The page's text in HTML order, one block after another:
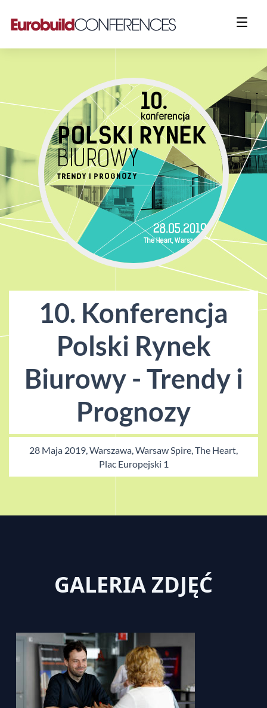
10. Konferencja
Polski Rynek
Biurowy - Trendy i
Prognozy
28 Maja 2019, Warszawa, Warsaw Spire, The Heart,
Plac Europejski 1
GALERIA ZDJĘĆ